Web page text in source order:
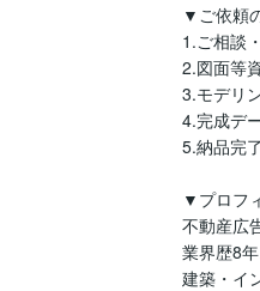
▼ご依頼
1.ご相談
2.図面等
3.モデリ
4.完成デ
5.納品完
▼プロフ
不動産広
業界歴8
建築・イ